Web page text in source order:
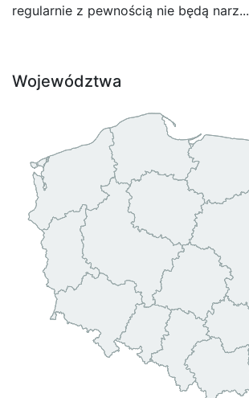
regularnie z pewnością nie będą narz...
Województwa